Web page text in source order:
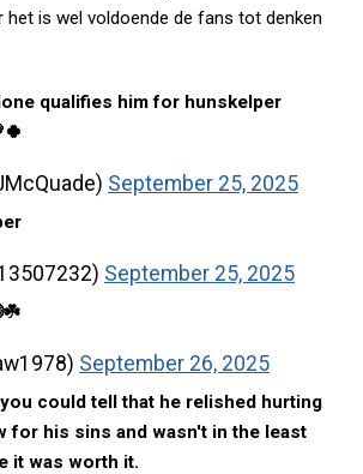
het is wel voldoende de fans tot denken
qualifies him for hunskelper
September 25, 2025
September 25, 2025
September 26, 2025
could tell that he relished hurting
for his sins and wasn't in the least
it was worth it.